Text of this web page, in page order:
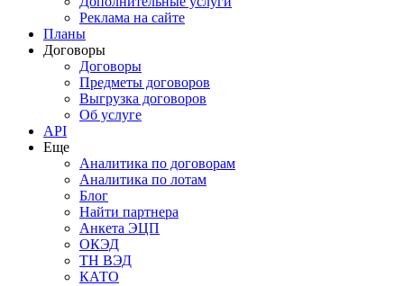
Реклама на сайте
Планы
Договоры
Договоры
Предметы договоров
Выгрузка договоров
Об услуге
API
Еще
Аналитика по договорам
Аналитика по лотам
Блог
Найти партнера
Анкета ЭЦП
ОКЭД
ТН ВЭД
КАТО